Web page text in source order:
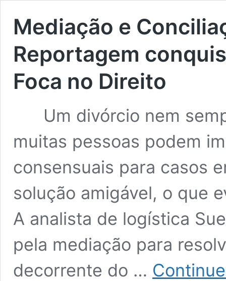
Mediação e
Reportagem
Foca no Direito
Um divórcio nem
muitas pessoas podem
consensuais para casos
solução amigável, o que
A analista de logística
pela mediação para
decorrente do …